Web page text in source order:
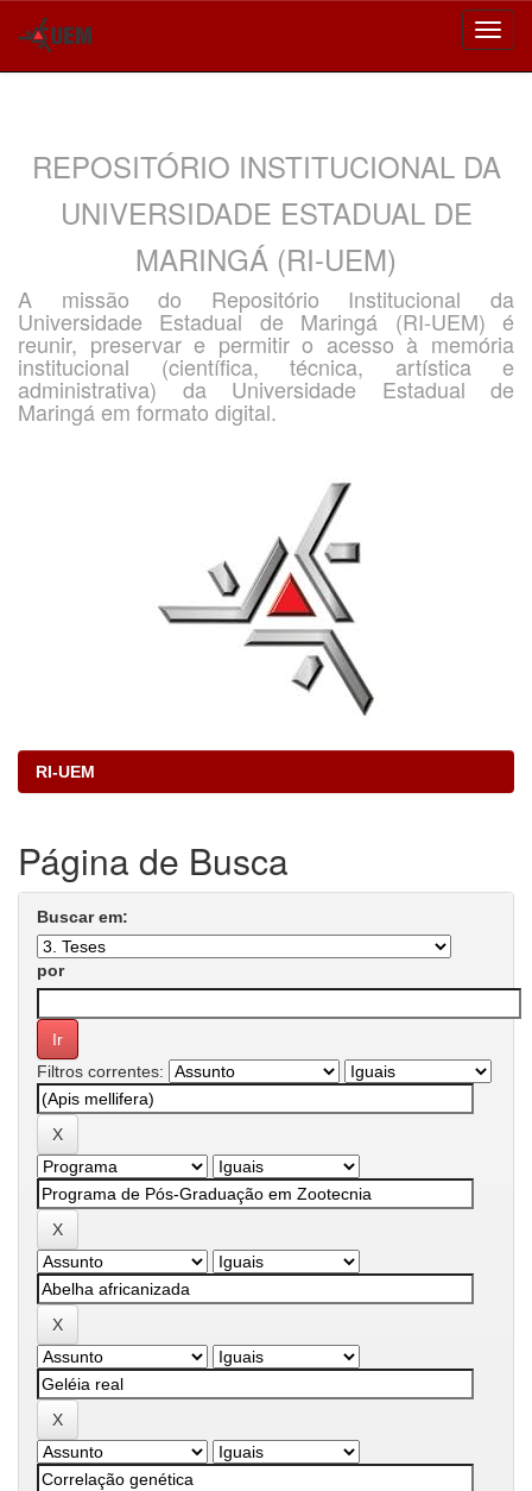
REPOSITÓRIO INSTITUCIONAL DA
UNIVERSIDADE ESTADUAL DE
MARINGÁ (RI-UEM)
A missão do Repositório Institucional da
Universidade Estadual de Maringá (RI-UEM) é
reunir, preservar e permitir o acesso à memória
institucional (científica, técnica, artística e
administrativa) da Universidade Estadual de
Maringá em formato digital.
RI-UEM
Página de Busca
Buscar em:
por
Filtros correntes: